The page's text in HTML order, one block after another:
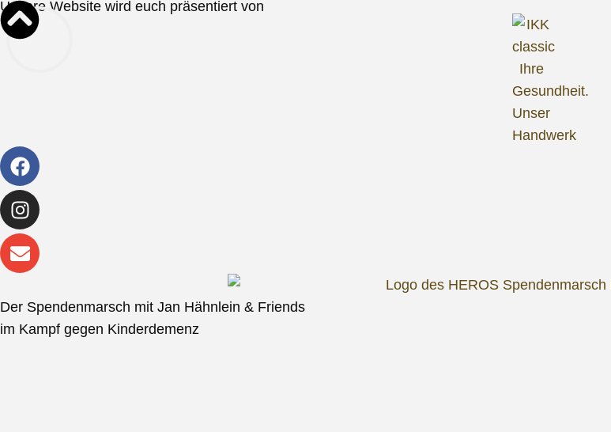
Unsere Website wird euch präsentiert von
Der Spendenmarsch mit Jan Hähnlein & Friends
im Kampf gegen Kinderdemenz